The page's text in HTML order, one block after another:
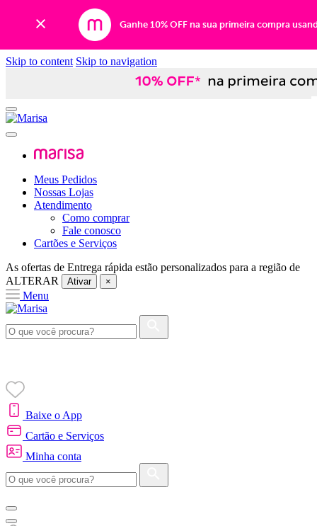
Ganhe 10% OFF na sua primeira compra
Skip to content Skip to navigation
Meus Pedidos
Nossas Lojas
Atendimento
Como comprar
Fale conosco
Cartões e Serviços
As ofertas de Entrega rápida estão personalizados para a região de
ALTERAR
Ativar ×
Menu
Baixe o App
Cartão e Serviços
Minha conta